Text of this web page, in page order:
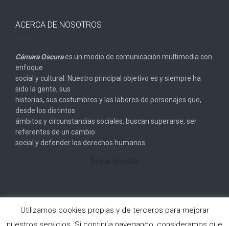
ACERCA DE NOSOTROS
Cámara Oscuraes un medio de comunicación multimedia con
enfoque
social y cultural. Nuestro principal objetivo es y siempre ha
sido la gente, sus
historias, sus costumbres y las labores de personajes que,
desde los distintos
ámbitos y circunstancias sociales, buscan superarse, ser
referentes de un cambio
social y defender los derechos humanos.
Utilizamos cookies propias y de terceros para mejorar